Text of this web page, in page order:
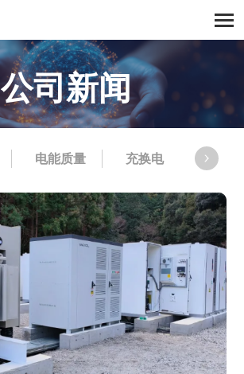
公司新闻
电能质量 充换电 储能